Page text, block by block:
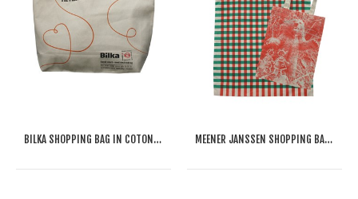
BILKA SHOPPING BAG IN COTONE CANVAS MEENER JANSSEN SHOPPING BAG IN COTONE